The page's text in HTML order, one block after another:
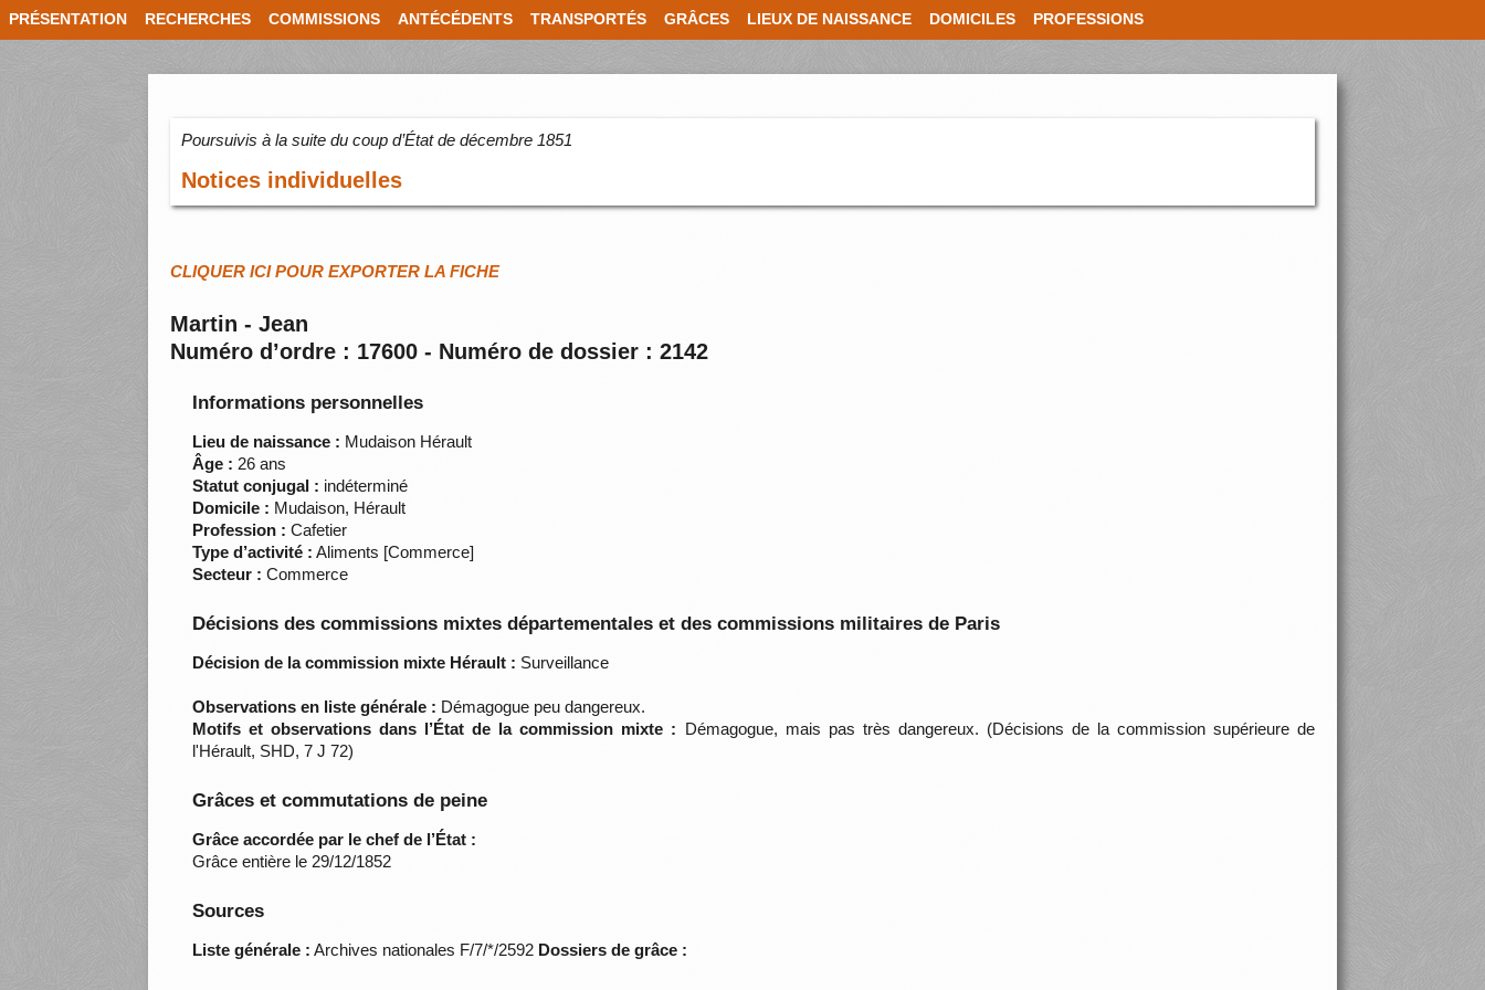
PRÉSENTATION RECHERCHES COMMISSIONS ANTÉCÉDENTS TRANSPORTÉS GRÂCES LIEUX DE NAISSANCE DOMICILES PROFESSIONS
Poursuivis à la suite du coup d’État de décembre 1851
Notices individuelles
CLIQUER ICI POUR EXPORTER LA FICHE
Martin - Jean
Numéro d’ordre : 17600 - Numéro de dossier : 2142
Informations personnelles
Lieu de naissance : Mudaison Hérault
Âge : 26 ans
Statut conjugal : indéterminé
Domicile : Mudaison, Hérault
Profession : Cafetier
Type d’activité : Aliments [Commerce]
Secteur : Commerce
Décisions des commissions mixtes départementales et des commissions militaires de Paris
Décision de la commission mixte Hérault : Surveillance
Observations en liste générale : Démagogue peu dangereux.
Motifs et observations dans l’État de la commission mixte : Démagogue, mais pas très dangereux. (Décisions de la commission supérieure de
l'Hérault, SHD, 7 J 72)
Grâces et commutations de peine
Grâce accordée par le chef de l’État :
Grâce entière le 29/12/1852
Sources
Liste générale : Archives nationales F/7/*/2592 Dossiers de grâce :